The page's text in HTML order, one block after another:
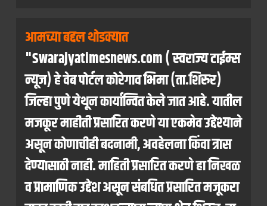
आमच्या बद्दल थोडक्यात
"Swarajyatimesnews.com ( स्वराज्य टाईम्स
न्यूज) हे वेब पोर्टल कोरेगाव भिमा (ता.शिरुर)
जिल्हा पुणे येथून कार्यान्वित केले जात आहे. यातील
मजकूर माहीती प्रसारित करणे या एकमेव उद्देश्याने
असून कोणाचीही बदनामी, अवहेलना किंवा त्रास
देण्यासाठी नाही. माहिती प्रसारित करणे हा निखळ
व प्रामाणिक उद्देश असून संबधित प्रसारित मजूकरा